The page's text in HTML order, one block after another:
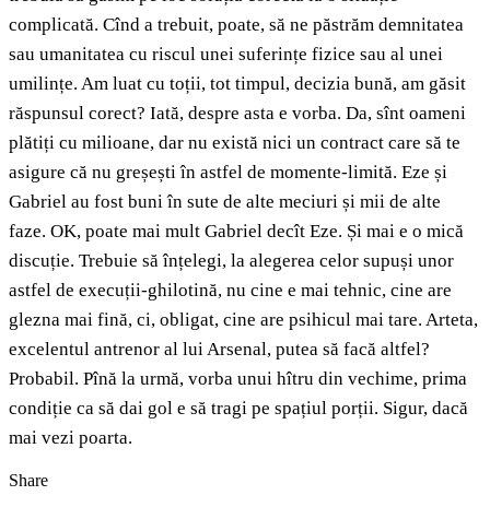
complicată. Cînd a trebuit, poate, să ne păstrăm demnitatea
sau umanitatea cu riscul unei suferințe fizice sau al unei
umilințe. Am luat cu toții, tot timpul, decizia bună, am găsit
răspunsul corect? Iată, despre asta e vorba. Da, sînt oameni
plătiți cu milioane, dar nu există nici un contract care să te
asigure că nu greșești în astfel de momente-limită. Eze și
Gabriel au fost buni în sute de alte meciuri și mii de alte
faze. OK, poate mai mult Gabriel decît Eze. Și mai e o mică
discuție. Trebuie să înțelegi, la alegerea celor supuși unor
astfel de execuții-ghilotină, nu cine e mai tehnic, cine are
glezna mai fină, ci, obligat, cine are psihicul mai tare. Arteta,
excelentul antrenor al lui Arsenal, putea să facă altfel?
Probabil. Pînă la urmă, vorba unui hîtru din vechime, prima
condiție ca să dai gol e să tragi pe spațiul porții. Sigur, dacă
mai vezi poarta.
Share